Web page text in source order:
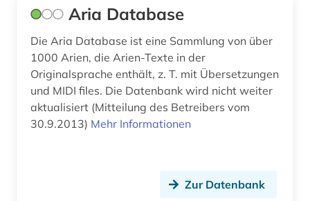
Romanistik (0)
Slavistik (0)
Soziologie (0)
Sport (0)
Technik (0)
Aria Database
Die Aria Database ist eine Sammlung von über
1000 Arien, die Arien-Texte in der
Originalsprache enthält, z. T. mit Übersetzungen
und MIDI files. Die Datenbank wird nicht weiter
aktualisiert (Mitteilung des Betreibers vom
30.9.2013) Mehr Informationen
Zur Datenbank